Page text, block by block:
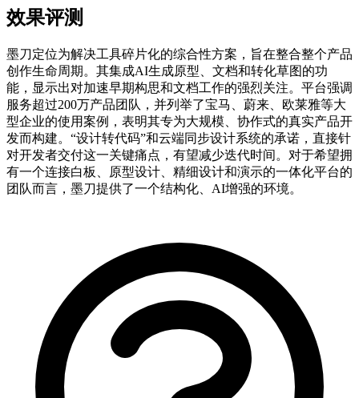
效果评测
墨刀定位为解决工具碎片化的综合性方案，旨在整合整个产品
创作生命周期。其集成AI生成原型、文档和转化草图的功
能，显示出对加速早期构思和文档工作的强烈关注。平台强调
服务超过200万产品团队，并列举了宝马、蔚来、欧莱雅等大
型企业的使用案例，表明其专为大规模、协作式的真实产品开
发而构建。“设计转代码”和云端同步设计系统的承诺，直接针
对开发者交付这一关键痛点，有望减少迭代时间。对于希望拥
有一个连接白板、原型设计、精细设计和演示的一体化平台的
团队而言，墨刀提供了一个结构化、AI增强的环境。